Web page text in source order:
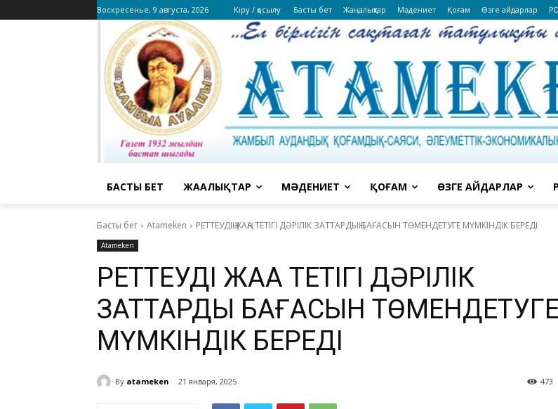
Воскресенье, 9 августа, 2026 Кіру / қосылу Басты бет Жаңалықтар Мәдениет Қоғам Өзге айдарлар
БАСТЫ БЕТ ЖАҢАЛЫҚТАР МӘДЕНИЕТ ҚОҒАМ ӨЗГЕ АЙДАРЛАР
Басты бет Atameken РЕТТЕУДІҢ ЖАҢА ТЕТІГІ ДӘРІЛІК ЗАТТАРДЫҢ БАҒАСЫН ТӨМЕНДЕТУГЕ МҮМКІНДІК БЕРЕДІ
Atameken
РЕТТЕУДІҢ ЖАҢА ТЕТІГІ ДӘРІЛІК
ЗАТТАРДЫҢ БАҒАСЫН ТӨМЕНДЕТУГЕ
МҮМКІНДІК БЕРЕДІ
By atameken 21 января, 2025 473